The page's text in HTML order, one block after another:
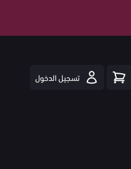
تسجيل الدخول